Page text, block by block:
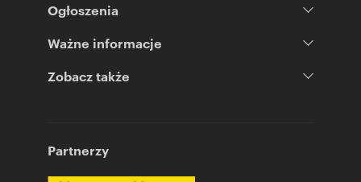
Ogłoszenia
Ważne informacje
Zobacz także
Partnerzy